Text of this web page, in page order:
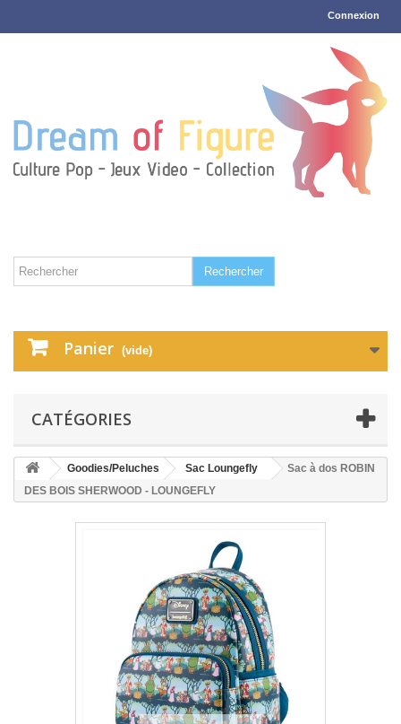
Connexion
Rechercher
Panier (vide)
CATÉGORIES
Goodies/Peluches Sac Loungefly
Sac à dos ROBIN
DES BOIS SHERWOOD - LOUNGEFLY